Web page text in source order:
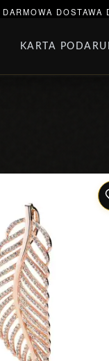
DARMOWA
SPRZEDAŻ
KARTA